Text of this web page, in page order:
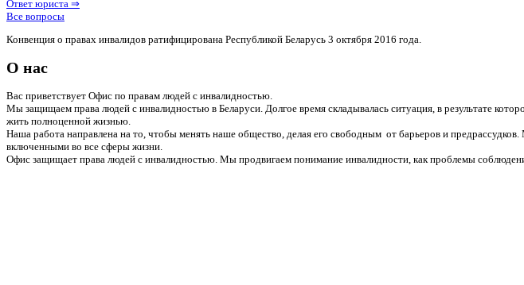
Ответ юриста ⇒
Все вопросы
Конвенция о правах инвалидов ратифицирована Республикой Беларусь 3 октября 2016 года.
О нас
Вас приветствует Офис по правам людей с инвалидностью.
Мы защищаем права людей с инвалидностью в Беларуси. Долгое время складывалась ситуация, в результате
жить полноценной жизнью.
Наша работа направлена на то, чтобы менять наше общество, делая его свободным от барьеров и
включенными во все сферы жизни.
Офис защищает права людей с инвалидностью. Мы продвигаем понимание инвалидности, как проблемы